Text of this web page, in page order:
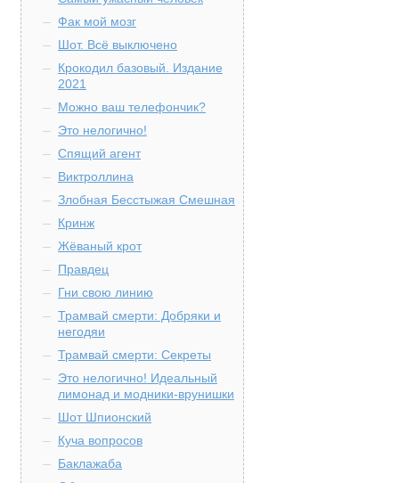
Фак мой мозг
Шот. Всё выключено
Крокодил базовый. Издание
2021
Можно ваш телефончик?
Это нелогично!
Спящий агент
Виктроллина
Злобная Бесстыжая Смешная
Кринж
Жёваный крот
Правдец
Гни свою линию
Трамвай смерти: Добряки и
негодяи
Трамвай смерти: Секреты
Это нелогично! Идеальный
лимонад и модники-врунишки
Шот Шпионский
Куча вопросов
Баклажаба